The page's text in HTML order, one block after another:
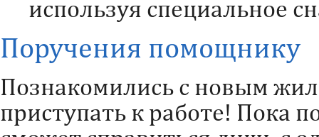
используя специальное
Поручения помощнику
Познакомились с новым
приступать к работе! Пока